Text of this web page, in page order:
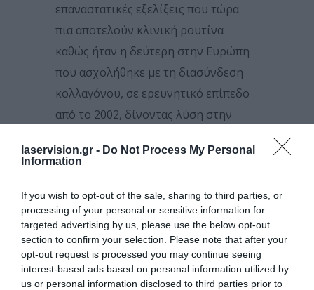
laservision.gr - Do Not Process My Personal
Information
If you wish to opt-out of the sale, sharing to third parties, or
processing of your personal or sensitive information for
targeted advertising by us, please use the below opt-out
section to confirm your selection. Please note that after your
opt-out request is processed you may continue seeing
interest-based ads based on personal information utilized by
us or personal information disclosed to third parties prior to
επαναστατικές εξελίξεις που τώρα
πια αποτελούν κλινική ρουτίνα
καθώς ήταν η δεύτερη στην Ευρώπη
που ασχολήθηκε με τη διασύνδεση
κολλαγόνου, σε ερευνητικό επίπεδο
από το 2002, δίνοντας λύση στην
“καταργώντας” την ανάγκη
Και συνεχίζει ο κ. Κανελλόπουλος:
Η συνεισφορά μας με καινοτομίες
που αφορούν την διασύνδεση
κολλαγόνου είναι: